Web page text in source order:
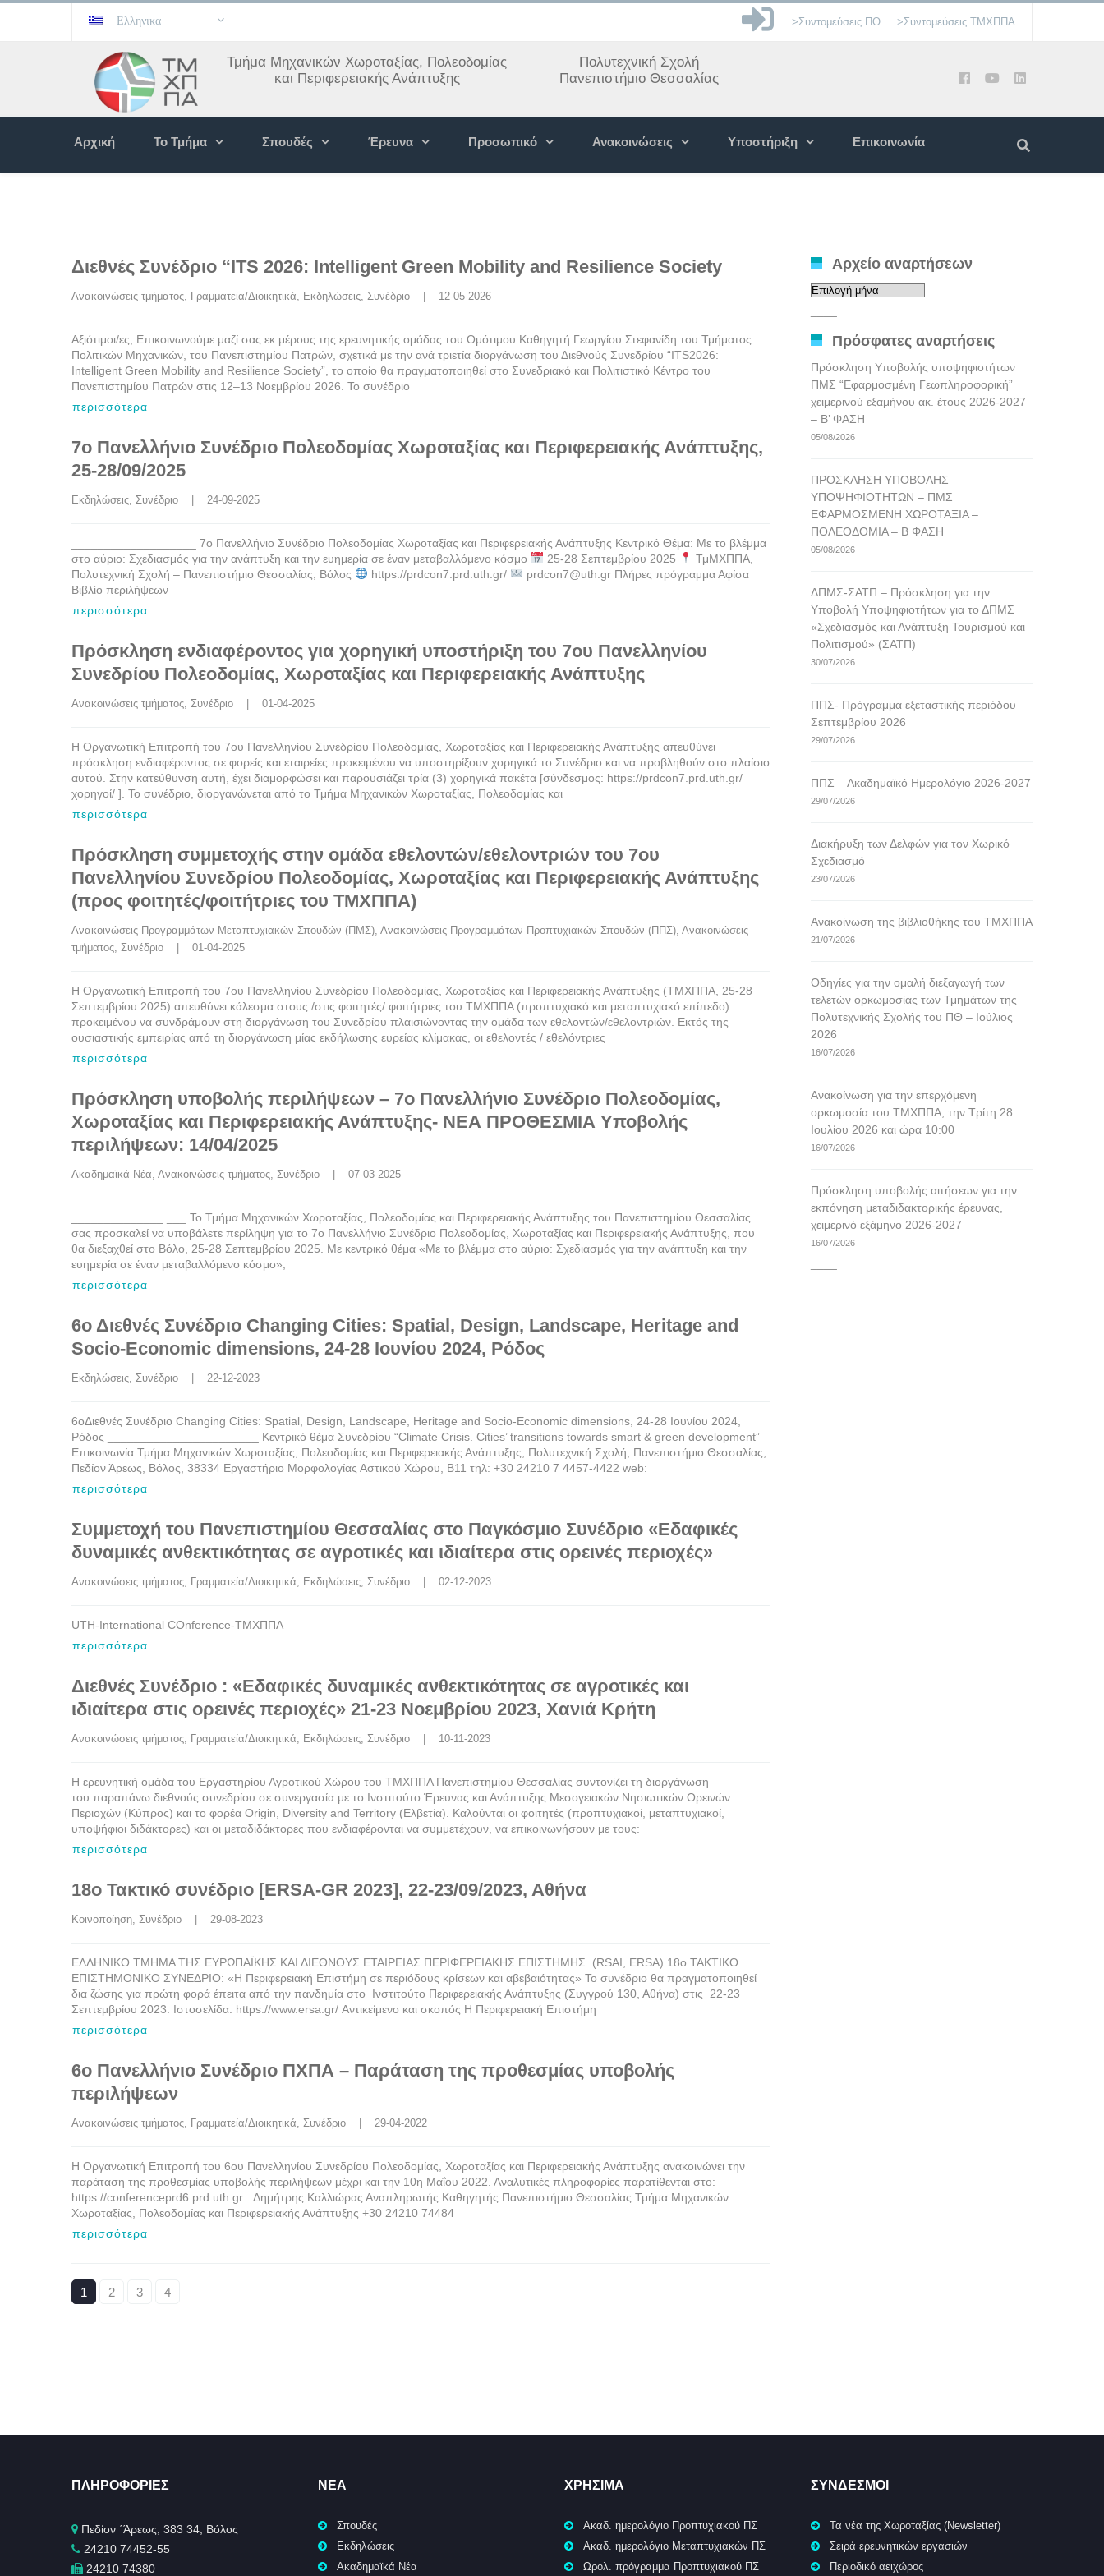
Ελληνικα >Συντομεύσεις ΠΘ >Συντομεύσεις ΤΜΧΠΠΑ
Τμήμα Μηχανικών Χωροταξίας, Πολεοδομίας
και Περιφερειακής Ανάπτυξης
Πολυτεχνική Σχολή
Πανεπιστήμιο Θεσσαλίας
Αρχική Το Τμήμα Σπουδές Έρευνα Προσωπικό Ανακοινώσεις Υποστήριξη Επικοινωνία
Διεθνές Συνέδριο “ITS 2026: Intelligent Green Mobility and Resilience Society
Ανακοινώσεις τμήματος, Γραμματεία/Διοικητικά, Εκδηλώσεις, Συνέδριο
    |    12-05-2026
Αξιότιμοι/ες, Επικοινωνούμε μαζί σας εκ μέρους της ερευνητικής ομάδας του Ομότιμου Καθηγητή Γεωργίου Στεφανίδη του Τμήματος
Πολιτικών Μηχανικών, του Πανεπιστημίου Πατρών, σχετικά με την ανά τριετία διοργάνωση του Διεθνούς Συνεδρίου “ITS2026:
Intelligent Green Mobility and Resilience Society”, το οποίο θα πραγματοποιηθεί στο Συνεδριακό και Πολιτιστικό Κέντρο του
Πανεπιστημίου Πατρών στις 12–13 Νοεμβρίου 2026. Το συνέδριο
περισσότερα
7ο Πανελλήνιο Συνέδριο Πολεοδομίας Χωροταξίας και Περιφερειακής Ανάπτυξης,
25-28/09/2025
Εκδηλώσεις, Συνέδριο
    |    24-09-2025
___________________ 7ο Πανελλήνιο Συνέδριο Πολεοδομίας Χωροταξίας και Περιφερειακής Ανάπτυξης Κεντρικό Θέμα: Με το βλέμμα
στο αύριο: Σχεδιασμός για την ανάπτυξη και την ευημερία σε έναν μεταβαλλόμενο κόσμο
25-28 Σεπτεμβρίου 2025
ΤμΜΧΠΠΑ,
Πολυτεχνική Σχολή – Πανεπιστήμιο Θεσσαλίας, Βόλος
https://prdcon7.prd.uth.gr/
prdcon7@uth.gr Πλήρες πρόγραμμα Αφίσα
Βιβλίο περιλήψεων
περισσότερα
Πρόσκληση ενδιαφέροντος για χορηγική υποστήριξη του 7oυ Πανελληνίου
Συνεδρίου Πολεοδομίας, Χωροταξίας και Περιφερειακής Ανάπτυξης
Ανακοινώσεις τμήματος, Συνέδριο
    |    01-04-2025
Η Οργανωτική Επιτροπή του 7ου Πανελληνίου Συνεδρίου Πολεοδομίας, Χωροταξίας και Περιφερειακής Ανάπτυξης απευθύνει
πρόσκληση ενδιαφέροντος σε φορείς και εταιρείες προκειμένου να υποστηρίξουν χορηγικά το Συνέδριο και να προβληθούν στο πλαίσιο
αυτού. Στην κατεύθυνση αυτή, έχει διαμορφώσει και παρουσιάζει τρία (3) χορηγικά πακέτα [σύνδεσμος: https://prdcon7.prd.uth.gr/
χορηγοί/ ]. Το συνέδριο, διοργανώνεται από το Τμήμα Μηχανικών Χωροταξίας, Πολεοδομίας και
περισσότερα
Πρόσκληση συμμετοχής στην ομάδα εθελοντών/εθελοντριών του 7ου
Πανελληνίου Συνεδρίου Πολεοδομίας, Χωροταξίας και Περιφερειακής Ανάπτυξης
(προς φοιτητές/φοιτήτριες του ΤΜΧΠΠΑ)
Ανακοινώσεις Προγραμμάτων Μεταπτυχιακών Σπουδών (ΠΜΣ), Ανακοινώσεις Προγραμμάτων Προπτυχιακών Σπουδών (ΠΠΣ), Ανακοινώσεις
τμήματος, Συνέδριο
    |    01-04-2025
Η Οργανωτική Επιτροπή του 7ου Πανελληνίου Συνεδρίου Πολεοδομίας, Χωροταξίας και Περιφερειακής Ανάπτυξης (ΤΜΧΠΠΑ, 25-28
Σεπτεμβρίου 2025) απευθύνει κάλεσμα στους /στις φοιτητές/ φοιτήτριες του ΤΜΧΠΠΑ (προπτυχιακό και μεταπτυχιακό επίπεδο)
προκειμένου να συνδράμουν στη διοργάνωση του Συνεδρίου πλαισιώνοντας την ομάδα των εθελοντών/εθελοντριών. Εκτός της
ουσιαστικής εμπειρίας από τη διοργάνωση μίας εκδήλωσης ευρείας κλίμακας, οι εθελοντές / εθελόντριες
περισσότερα
Πρόσκληση υποβολής περιλήψεων – 7ο Πανελλήνιο Συνέδριο Πολεοδομίας,
Χωροταξίας και Περιφερειακής Ανάπτυξης- ΝΕΑ ΠΡΟΘΕΣΜΙΑ Υποβολής
περιλήψεων: 14/04/2025
Ακαδημαϊκά Νέα, Ανακοινώσεις τμήματος, Συνέδριο
    |    07-03-2025
______________ ___ Το Τμήμα Μηχανικών Χωροταξίας, Πολεοδομίας και Περιφερειακής Ανάπτυξης του Πανεπιστημίου Θεσσαλίας
σας προσκαλεί να υποβάλετε περίληψη για το 7ο Πανελλήνιο Συνέδριο Πολεοδομίας, Χωροταξίας και Περιφερειακής Ανάπτυξης, που
θα διεξαχθεί στο Βόλο, 25-28 Σεπτεμβρίου 2025. Με κεντρικό θέμα «Με το βλέμμα στο αύριο: Σχεδιασμός για την ανάπτυξη και την
ευημερία σε έναν μεταβαλλόμενο κόσμο»,
περισσότερα
6ο Διεθνές Συνέδριο Changing Cities: Spatial, Design, Landscape, Heritage and
Socio-Economic dimensions, 24-28 Ιουνίου 2024, Ρόδος
Εκδηλώσεις, Συνέδριο
    |    22-12-2023
6οΔιεθνές Συνέδριο Changing Cities: Spatial, Design, Landscape, Heritage and Socio-Economic dimensions, 24-28 Ιουνίου 2024,
Ρόδος _______________________ Κεντρικό θέμα Συνεδρίου “Climate Crisis. Cities’ transitions towards smart & green development”
Επικοινωνία Τμήμα Μηχανικών Χωροταξίας, Πολεοδομίας και Περιφερειακής Ανάπτυξης, Πολυτεχνική Σχολή, Πανεπιστήμιο Θεσσαλίας,
Πεδίον Άρεως, Βόλος, 38334 Εργαστήριο Μορφολογίας Αστικού Χώρου, Β11 τηλ: +30 24210 7 4457-4422 web:
περισσότερα
Συμμετοχή του Πανεπιστημίου Θεσσαλίας στο Παγκόσμιο Συνέδριο «Εδαφικές
δυναμικές ανθεκτικότητας σε αγροτικές και ιδιαίτερα στις ορεινές περιοχές»
Ανακοινώσεις τμήματος, Γραμματεία/Διοικητικά, Εκδηλώσεις, Συνέδριο
    |    02-12-2023
UTH-International COnference-ΤΜΧΠΠΑ
περισσότερα
Διεθνές Συνέδριο : «Εδαφικές δυναμικές ανθεκτικότητας σε αγροτικές και
ιδιαίτερα στις ορεινές περιοχές» 21-23 Νοεμβρίου 2023, Χανιά Κρήτη
Ανακοινώσεις τμήματος, Γραμματεία/Διοικητικά, Εκδηλώσεις, Συνέδριο
    |    10-11-2023
Η ερευνητική ομάδα του Εργαστηρίου Αγροτικού Χώρου του ΤΜΧΠΠΑ Πανεπιστημίου Θεσσαλίας συντονίζει τη διοργάνωση
του παραπάνω διεθνούς συνεδρίου σε συνεργασία με το Ινστιτούτο Έρευνας και Ανάπτυξης Μεσογειακών Νησιωτικών Ορεινών
Περιοχών (Κύπρος) και το φορέα Origin, Diversity and Territory (Ελβετία). Καλούνται οι φοιτητές (προπτυχιακοί, μεταπτυχιακοί,
υποψήφιοι διδάκτορες) και οι μεταδιδάκτορες που ενδιαφέρονται να συμμετέχουν, να επικοινωνήσουν με τους:
περισσότερα
18o Τακτικό συνέδριο [ERSA-GR 2023], 22-23/09/2023, Αθήνα
Κοινοποίηση, Συνέδριο
    |    29-08-2023
ΕΛΛΗΝΙΚΟ ΤΜΗΜΑ ΤΗΣ ΕΥΡΩΠΑΪΚΗΣ ΚΑΙ ΔΙΕΘΝΟΥΣ ΕΤΑΙΡΕΙΑΣ ΠΕΡΙΦΕΡΕΙΑΚΗΣ ΕΠΙΣΤΗΜΗΣ (RSAI, ERSA) 18o ΤΑΚΤΙΚΟ
ΕΠΙΣΤΗΜΟΝΙΚΟ ΣΥΝΕΔΡΙΟ: «Η Περιφερειακή Επιστήμη σε περιόδους κρίσεων και αβεβαιότητας» Το συνέδριο θα πραγματοποιηθεί
δια ζώσης για πρώτη φορά έπειτα από την πανδημία στο Ινστιτούτο Περιφερειακής Ανάπτυξης (Συγγρού 130, Αθήνα) στις 22-23
Σεπτεμβρίου 2023. Ιστοσελίδα: https://www.ersa.gr/ Αντικείμενο και σκοπός Η Περιφερειακή Επιστήμη
περισσότερα
6ο Πανελλήνιο Συνέδριο ΠΧΠΑ – Παράταση της προθεσμίας υποβολής
περιλήψεων
Ανακοινώσεις τμήματος, Γραμματεία/Διοικητικά, Συνέδριο
    |    29-04-2022
Η Οργανωτική Επιτροπή του 6ου Πανελληνίου Συνεδρίου Πολεοδομίας, Χωροταξίας και Περιφερειακής Ανάπτυξης ανακοινώνει την
παράταση της προθεσμίας υποβολής περιλήψεων μέχρι και την 10η Μαΐου 2022. Αναλυτικές πληροφορίες παρατίθενται στο:
https://conferenceprd6.prd.uth.gr Δημήτρης Καλλιώρας Αναπληρωτής Καθηγητής Πανεπιστήμιο Θεσσαλίας Τμήμα Μηχανικών
Χωροταξίας, Πολεοδομίας και Περιφερειακής Ανάπτυξης +30 24210 74484
περισσότερα
1 2 3 4
Αρχείο αναρτήσεων
Αρχείο
Πρόσφατες αναρτήσεις
Πρόσκληση Υποβολής υποψηφιοτήτων
ΠΜΣ “Εφαρμοσμένη Γεωπληροφορική”
χειμερινού εξαμήνου ακ. έτους 2026-2027
– Β’ ΦΑΣΗ
05/08/2026
ΠΡΟΣΚΛΗΣΗ ΥΠΟΒΟΛΗΣ
ΥΠΟΨΗΦΙΟΤΗΤΩΝ – ΠΜΣ
ΕΦΑΡΜΟΣΜΕΝΗ ΧΩΡΟΤΑΞΙΑ –
ΠΟΛΕΟΔΟΜΙΑ – Β ΦΑΣΗ
05/08/2026
ΔΠΜΣ-ΣΑΤΠ – Πρόσκληση για την
Υποβολή Υποψηφιοτήτων για το ΔΠΜΣ
«Σχεδιασμός και Ανάπτυξη Τουρισμού και
Πολιτισμού» (ΣΑΤΠ)
30/07/2026
ΠΠΣ- Πρόγραμμα εξεταστικής περιόδου
Σεπτεμβρίου 2026
29/07/2026
ΠΠΣ – Ακαδημαϊκό Ημερολόγιο 2026-2027
29/07/2026
Διακήρυξη των Δελφών για τον Χωρικό
Σχεδιασμό
23/07/2026
Ανακοίνωση της βιβλιοθήκης του ΤΜΧΠΠΑ
21/07/2026
Οδηγίες για την ομαλή διεξαγωγή των
τελετών ορκωμοσίας των Τμημάτων της
Πολυτεχνικής Σχολής του ΠΘ – Ιούλιος
2026
16/07/2026
Ανακοίνωση για την επερχόμενη
ορκωμοσία του ΤΜΧΠΠΑ, την Τρίτη 28
Ιουλίου 2026 και ώρα 10:00
16/07/2026
Πρόσκληση υποβολής αιτήσεων για την
εκπόνηση μεταδιδακτορικής έρευνας,
χειμερινό εξάμηνο 2026-2027
16/07/2026
ΠΛΗΡΟΦΟΡΊΕΣ
Πεδίον ΄Άρεως, 383 34, Βόλος
24210 74452-55
24210 74380
ΝΈΑ
Σπουδές
Εκδηλώσεις
Ακαδημαϊκά Νέα
ΧΡΉΣΙΜΑ
Ακαδ. ημερολόγιο Προπτυχιακού ΠΣ
Ακαδ. ημερολόγιο Μεταπτυχιακών ΠΣ
Ωρολ. πρόγραμμα Προπτυχιακού ΠΣ
ΣΥΝΔΕΣΜΟΙ
Τα νέα της Χωροταξίας (Newsletter)
Σειρά ερευνητικών εργασιών
Περιοδικό αειχώρος